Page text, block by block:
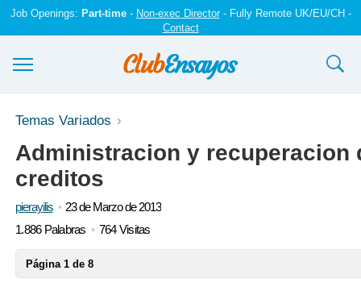
Job Openings: Part-time- Non-exec Director- Fully Remote UK/EU/CH -
Contact
Ensayos y trabajos
Registrarse
Iniciar sesión
Temas Variados
Administracion y recuperacion
creditos
pierayilis
23 de Marzo de 2013
1.886 Palabras
764 Visitas
Página 1 de 8